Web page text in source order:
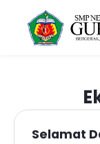
Selamat